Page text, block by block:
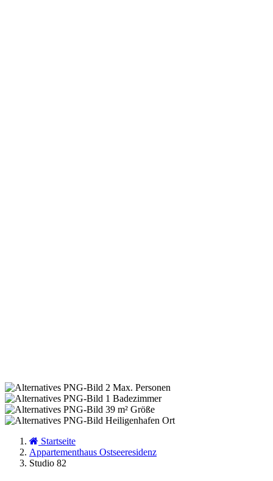
2 Max. Personen
1 Badezimmer
39 m² Größe
Heiligenhafen Ort
Startseite
Appartementhaus Ostseeresidenz
Studio 82